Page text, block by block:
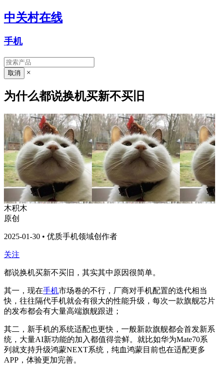
中关村在线
手机
×
为什么都说换机买新不买旧
木积木
原创
2025-01-30 • 优质手机领域创作者
关注
都说换机买新不买旧，其实其中原因很简单。
其一，现在手机市场卷的不行，厂商对手机配置的迭代相当
快，往往隔代手机就会有很大的性能升级，每次一款旗舰芯片
的发布都会有大量高端旗舰跟进；
其二，新手机的系统适配也更快，一般新款旗舰都会首发新系
统，大量AI新功能的加入都值得尝鲜。就比如华为Mate70系
列就支持升级鸿蒙NEXT系统，纯血鸿蒙目前也在适配更多
APP，体验更加完善。